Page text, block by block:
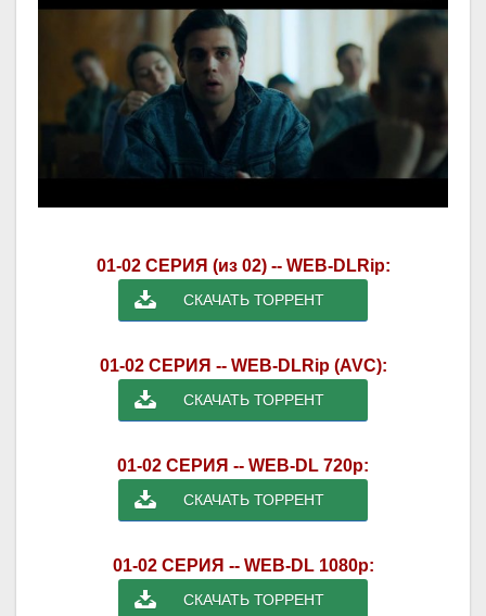
01-02 СЕРИЯ (из 02) -- WEB-DLRip:
СКАЧАТЬ ТОРРЕНТ
01-02 СЕРИЯ -- WEB-DLRip (AVC):
СКАЧАТЬ ТОРРЕНТ
01-02 СЕРИЯ -- WEB-DL 720p:
СКАЧАТЬ ТОРРЕНТ
01-02 СЕРИЯ -- WEB-DL 1080p:
СКАЧАТЬ ТОРРЕНТ